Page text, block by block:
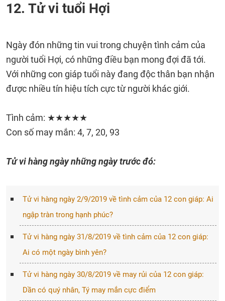
12. Tử vi tuổi Hợi
Ngày đón những tin vui trong chuyện tình cảm của
người tuổi Hợi, có những điều bạn mong đợi đã tới.
Với những con giáp tuổi này đang độc thân bạn nhận
được nhiều tín hiệu tích cực từ người khác giới.
Tình cảm: ★★★★★
Con số may mắn: 4, 7, 20, 93
Tử vi hàng ngày những ngày trước đó:
Tử vi hàng ngày 2/9/2019 về tình cảm của 12 con giáp: Ai
ngập tràn trong hạnh phúc?
Tử vi hàng ngày 31/8/2019 về tình cảm của 12 con giáp:
Ai có một ngày bình yên?
Tử vi hàng ngày 30/8/2019 về may rủi của 12 con giáp:
Dần có quý nhân, Tý may mắn cực điểm